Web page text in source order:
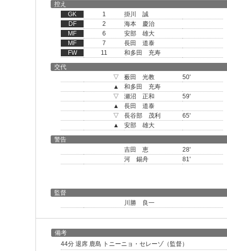
控え
GK
1
掛川 誠
DF
2
海本 慶治
MF
6
安部 雄大
MF
7
長田 道泰
FW
11
和多田 充寿
交代
▽
薮田 光教
50'
▲
和多田 充寿
▽
瀬沼 正和
59'
▲
長田 道泰
▽
長谷部 茂利
65'
▲
安部 雄大
警告
吉田 恵
28'
河 錫舟
81'
監督
川勝 良一
備考
44分 退席 鹿島 トニーニョ・セレーゾ（監督）